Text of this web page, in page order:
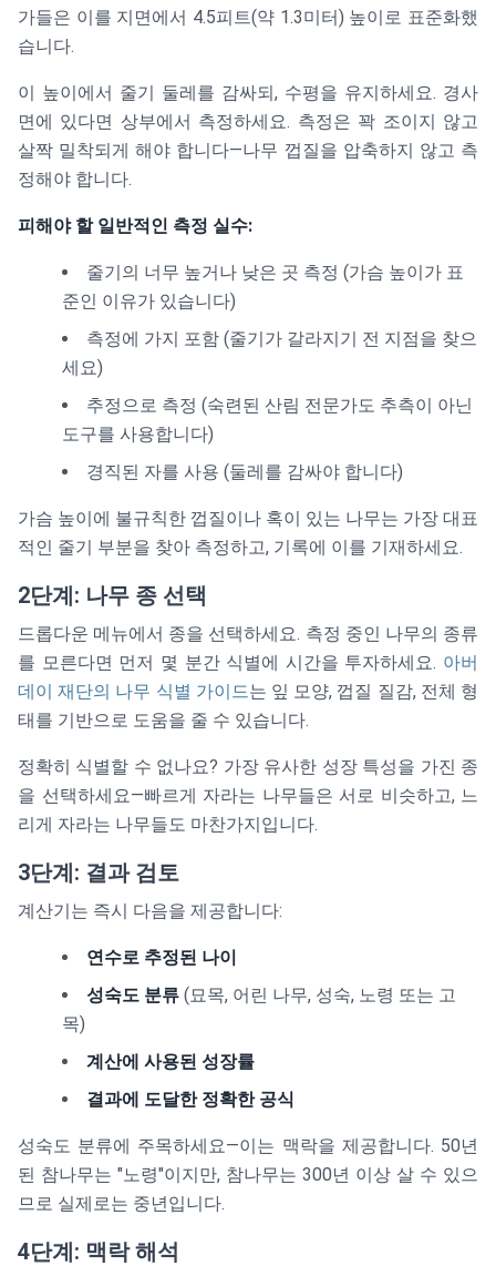
가들은 이를 지면에서 4.5피트(약 1.3미터) 높이로 표준화했
습니다.
이 높이에서 줄기 둘레를 감싸되, 수평을 유지하세요. 경사
면에 있다면 상부에서 측정하세요. 측정은 꽉 조이지 않고
살짝 밀착되게 해야 합니다—나무 껍질을 압축하지 않고 측
정해야 합니다.
피해야 할 일반적인 측정 실수:
줄기의 너무 높거나 낮은 곳 측정 (가슴 높이가 표
준인 이유가 있습니다)
측정에 가지 포함 (줄기가 갈라지기 전 지점을 찾으
세요)
추정으로 측정 (숙련된 산림 전문가도 추측이 아닌
도구를 사용합니다)
경직된 자를 사용 (둘레를 감싸야 합니다)
가슴 높이에 불규칙한 껍질이나 혹이 있는 나무는 가장 대표
적인 줄기 부분을 찾아 측정하고, 기록에 이를 기재하세요.
2단계: 나무 종 선택
드롭다운 메뉴에서 종을 선택하세요. 측정 중인 나무의 종류
를 모른다면 먼저 몇 분간 식별에 시간을 투자하세요. 아버
데이 재단의 나무 식별 가이드는 잎 모양, 껍질 질감, 전체 형
태를 기반으로 도움을 줄 수 있습니다.
정확히 식별할 수 없나요? 가장 유사한 성장 특성을 가진 종
을 선택하세요—빠르게 자라는 나무들은 서로 비슷하고, 느
리게 자라는 나무들도 마찬가지입니다.
3단계: 결과 검토
계산기는 즉시 다음을 제공합니다:
연수로 추정된 나이
성숙도 분류 (묘목, 어린 나무, 성숙, 노령 또는 고
목)
계산에 사용된 성장률
결과에 도달한 정확한 공식
성숙도 분류에 주목하세요—이는 맥락을 제공합니다. 50년
된 참나무는 "노령"이지만, 참나무는 300년 이상 살 수 있으
므로 실제로는 중년입니다.
4단계: 맥락 해석